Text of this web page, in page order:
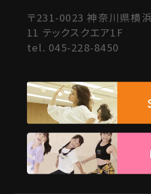
〒231-0023 神奈川県横
11 テックスクエア1F
tel. 045-228-8450